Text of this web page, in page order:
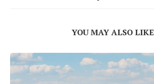
YOU MAY ALSO LIKE